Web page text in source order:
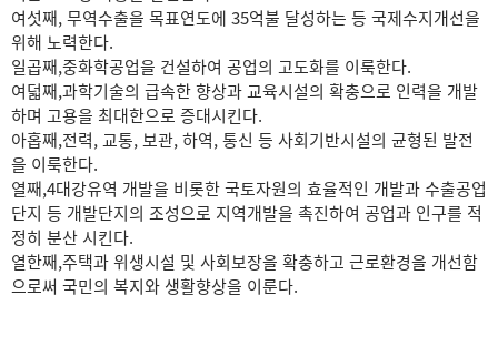
여섯째, 무역수출을 목표연도에 35억불 달성하는 등 국제수지개선을
위해 노력한다.
일곱째,중화학공업을 건설하여 공업의 고도화를 이룩한다.
여덟째,과학기술의 급속한 향상과 교육시설의 확충으로 인력을 개발
하며 고용을 최대한으로 증대시킨다.
아홉째,전력, 교통, 보관, 하역, 통신 등 사회기반시설의 균형된 발전
을 이룩한다.
열째,4대강유역 개발을 비롯한 국토자원의 효율적인 개발과 수출공업
단지 등 개발단지의 조성으로 지역개발을 촉진하여 공업과 인구를 적
정히 분산 시킨다.
열한째,주택과 위생시설 및 사회보장을 확충하고 근로환경을 개선함
으로써 국민의 복지와 생활향상을 이룬다.